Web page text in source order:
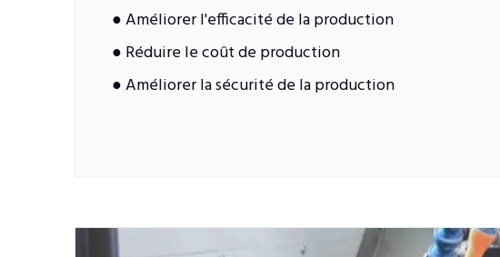
● Améliorer l'efficacité de la production
● Réduire le coût de production
● Améliorer la sécurité de la production